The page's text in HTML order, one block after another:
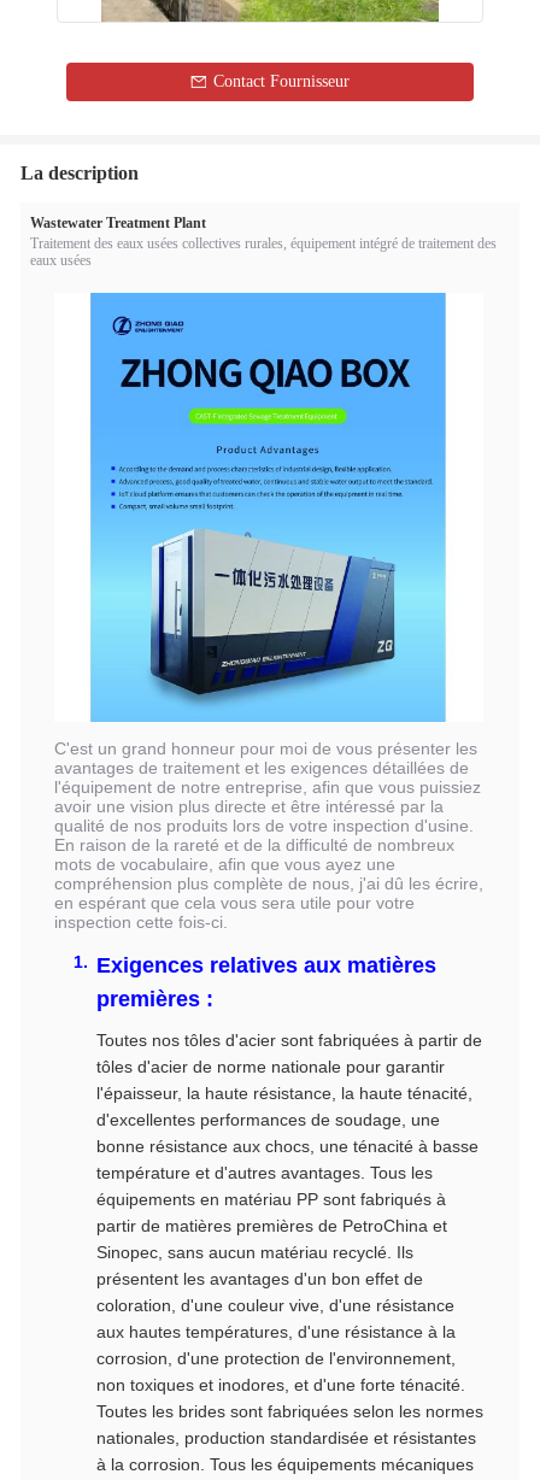
Contact Fournisseur
La description
Wastewater Treatment Plant
Traitement des eaux usées collectives rurales, équipement intégré de traitement des
eaux usées
C'est un grand honneur pour moi de vous présenter les
avantages de traitement et les exigences détaillées de
l'équipement de notre entreprise, afin que vous puissiez
avoir une vision plus directe et être intéressé par la
qualité de nos produits lors de votre inspection d'usine.
En raison de la rareté et de la difficulté de nombreux
mots de vocabulaire, afin que vous ayez une
compréhension plus complète de nous, j'ai dû les écrire,
en espérant que cela vous sera utile pour votre
inspection cette fois-ci.
Exigences relatives aux matières
premières :
Toutes nos tôles d'acier sont fabriquées à partir de
tôles d'acier de norme nationale pour garantir
l'épaisseur, la haute résistance, la haute ténacité,
d'excellentes performances de soudage, une
bonne résistance aux chocs, une ténacité à basse
température et d'autres avantages. Tous les
équipements en matériau PP sont fabriqués à
partir de matières premières de PetroChina et
Sinopec, sans aucun matériau recyclé. Ils
présentent les avantages d'un bon effet de
coloration, d'une couleur vive, d'une résistance
aux hautes températures, d'une résistance à la
corrosion, d'une protection de l'environnement,
non toxiques et inodores, et d'une forte ténacité.
Toutes les brides sont fabriquées selon les normes
nationales, production standardisée et résistantes
à la corrosion. Tous les équipements mécaniques